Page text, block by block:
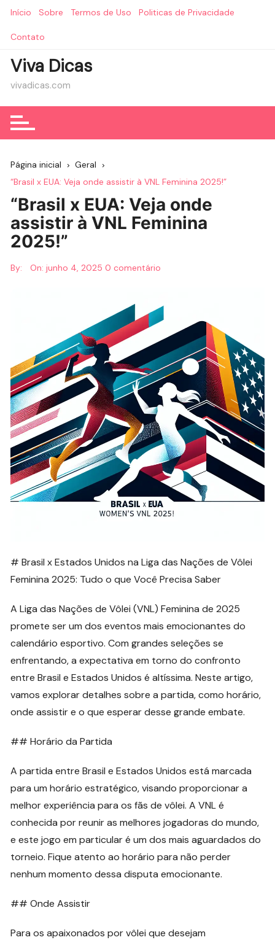
Início Sobre Termos de Uso Politicas de Privacidade
Contato
Viva Dicas
vivadicas.com
Página inicial
Geral
“Brasil x EUA: Veja onde assistir à VNL Feminina 2025!”
“Brasil x EUA: Veja onde
assistir à VNL Feminina
2025!”
By: On:junho 4, 2025 0 comentário
# Brasil x Estados Unidos na Liga das Nações de Vôlei
Feminina 2025: Tudo o que Você Precisa Saber
A Liga das Nações de Vôlei (VNL) Feminina de 2025
promete ser um dos eventos mais emocionantes do
calendário esportivo. Com grandes seleções se
enfrentando, a expectativa em torno do confronto
entre Brasil e Estados Unidos é altíssima. Neste artigo,
vamos explorar detalhes sobre a partida, como horário,
onde assistir e o que esperar desse grande embate.
## Horário da Partida
A partida entre Brasil e Estados Unidos está marcada
para um horário estratégico, visando proporcionar a
melhor experiência para os fãs de vôlei. A VNL é
conhecida por reunir as melhores jogadoras do mundo,
e este jogo em particular é um dos mais aguardados do
torneio. Fique atento ao horário para não perder
nenhum momento dessa disputa emocionante.
## Onde Assistir
Para os apaixonados por vôlei que desejam